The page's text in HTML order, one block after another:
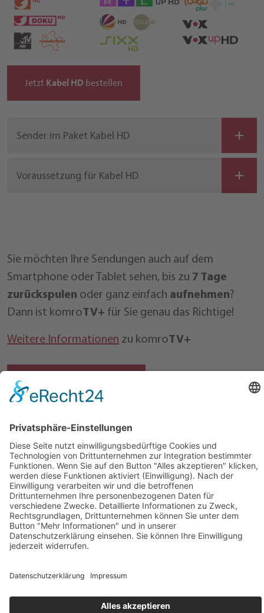
JetztKabel HD bestellen
Sender im Paket Kabel HD
Voraussetzung für Kabel HD
Sie möchten Ihre Sendungen auch auf dem
Smartphone oder Tablet sehen, bis zu 7 Tage
zurückspulen oder ganz einfach aufnehmen?
Dann ist komroTV+ für Sie genau das Richtige!
Weitere Informationen zu komroTV+